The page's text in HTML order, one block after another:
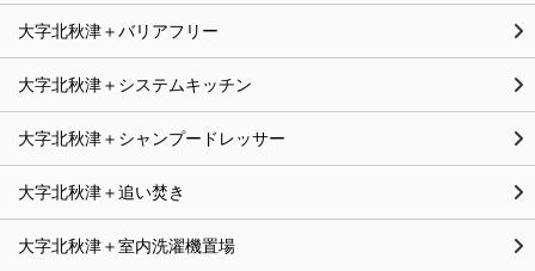
大字北秋津＋バリアフリー
大字北秋津＋システムキッチン
大字北秋津＋シャンプードレッサー
大字北秋津＋追い焚き
大字北秋津＋室内洗濯機置場